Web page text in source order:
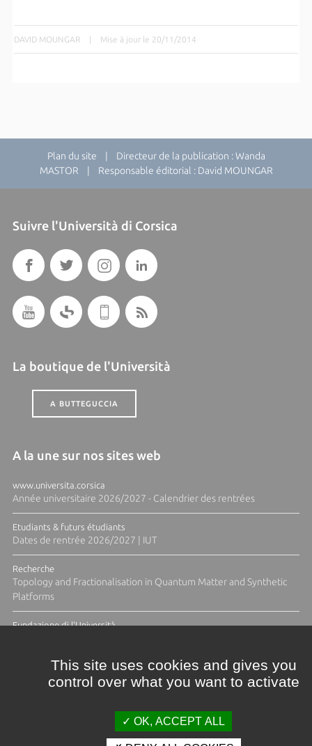
DAVID MOUNGAR | Mise à jour le 20/11/2014
Plan du site | Directeur de la publication : Wanda
MASTOR | Responsable éditorial : David MOUNGAR
Suivre l'Università di Corsica
La boutique de l'Università
A BUTTEGUCCIA
A la une sur nos sites web
www.universita.corsica
Année universitaire 2026/2027 - Calendrier des rentrées
Etudiants & futurs étudiants
Dates de rentrée 2026/2027 | IUT
Recherche
Topology and Fractionalisation in Quantum Matter and Synthetic
Platforms
Fundazione di l'Università
This site uses cookies and gives you
control over what you want to activate
OK, ACCEPT ALL